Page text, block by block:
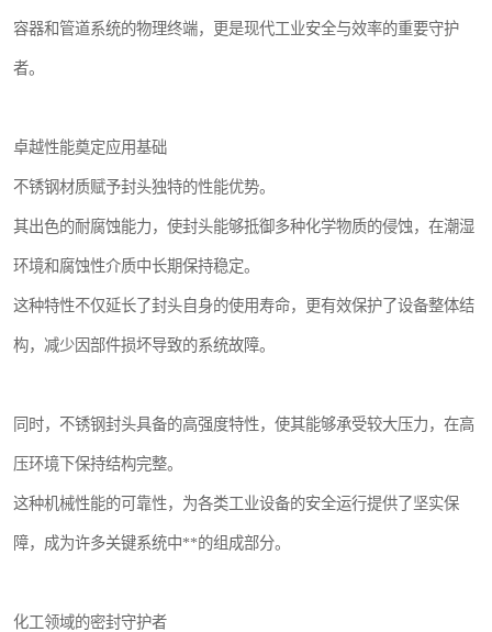
容器和管道系统的物理终端，更是现代工业安全与效率的重要守护
者。
卓越性能奠定应用基础
不锈钢材质赋予封头独特的性能优势。
其出色的耐腐蚀能力，使封头能够抵御多种化学物质的侵蚀，在潮湿
环境和腐蚀性介质中长期保持稳定。
这种特性不仅延长了封头自身的使用寿命，更有效保护了设备整体结
构，减少因部件损坏导致的系统故障。
同时，不锈钢封头具备的高强度特性，使其能够承受较大压力，在高
压环境下保持结构完整。
这种机械性能的可靠性，为各类工业设备的安全运行提供了坚实保
障，成为许多关键系统中**的组成部分。
化工领域的密封守护者